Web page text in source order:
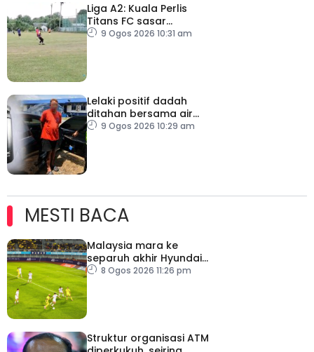
Liga A2: Kuala Perlis
Titans FC sasar
kebangkitan
9 Ogos 2026 10:31 am
Lelaki positif dadah
ditahan bersama air
ketum
9 Ogos 2026 10:29 am
MESTI BACA
Malaysia mara ke
separuh akhir Hyundai
ASEAN Cup
8 Ogos 2026 11:26 pm
Struktur organisasi ATM